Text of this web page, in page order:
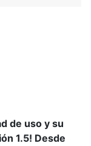
de uso y su
1.5! Desde